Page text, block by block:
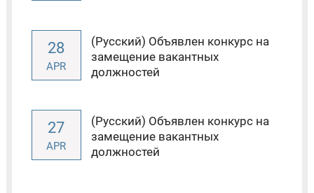
28
APR
(Русский) Объявлен конкурс на
замещение вакантных
должностей
27
APR
(Русский) Объявлен конкурс на
замещение вакантных
должностей